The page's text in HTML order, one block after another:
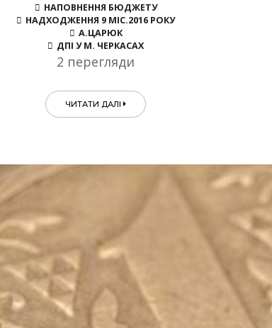
НАПОВНЕННЯ БЮДЖЕТУ
НАДХОДЖЕННЯ 9 МІС.2016 РОКУ
А.ЦАРЮК
ДПІ У М. ЧЕРКАСАХ
2 перегляди
ЧИТАТИ ДАЛІ